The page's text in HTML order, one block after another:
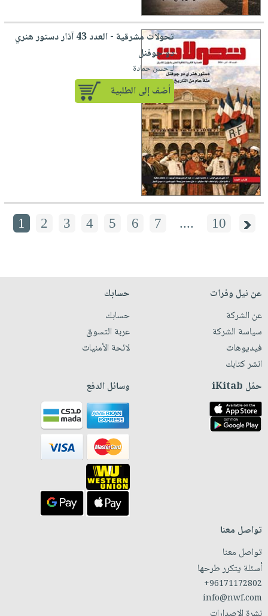
تحولات مشرقية - العدد 43 آذار دستور هنري
دو جوفنل
لـ حسن حمادة
أضف إلى الطلبية
1 2 3 4 5 6 7 .... 10
عن نيل وفرات
عن الشركة
سياسة الشركة
فيديوهات
انشر كتابك
حسابك
حسابك
عربة التسوق
لائحة الأمنيات
حمّل iKitab وسائل الدفع
تواصل معنا
تواصل معنا
أسئلة يتكرر طرحها
+96171172802
info@nwf.com